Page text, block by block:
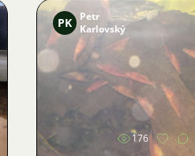
Obrázok
PK
Petr
Karlovský
176